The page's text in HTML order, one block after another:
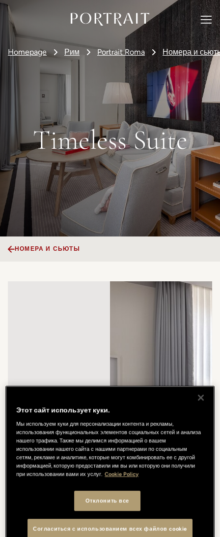
Homepage Рим Portrait Roma Номера и
Timeless Suite
НОМЕРА И СЬЮТЫ
Этот сайт использует куки.
Мы используем куки для персонализации контента и рекламы,
использования функциональных элементов социальных сетей и анализа
нашего трафика. Также мы делимся информацией о вашем
использовании нашего сайта с нашими партнерами по социальным
сетям, рекламе и аналитике, которые могут комбинировать ее с другой
информацией, которую предоставили им вы или которую они получили
при использовании вами их услуг. Cookie Policy
Отклонить все
Согласиться с использованием всех файлов cookie